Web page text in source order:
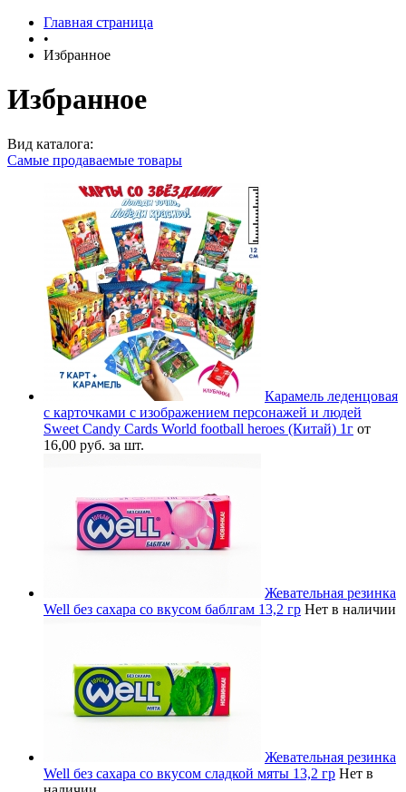
Главная страница
•
Избранное
Избранное
Вид каталога:
Самые продаваемые товары
Карамель леденцовая
с карточками с изображением персонажей и людей
Sweet Candy Cards World football heroes (Китай) 1г от
16,00 руб. за шт.
Жевательная резинка
Well без сахара со вкусом баблгам 13,2 гр Нет в наличии
Жевательная резинка
Well без сахара со вкусом сладкой мяты 13,2 гр Нет в